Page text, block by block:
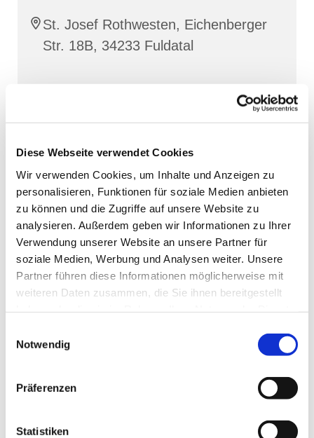
Diese Webseite verwendet Cookies
Wir verwenden Cookies, um Inhalte und Anzeigen zu
personalisieren, Funktionen für soziale Medien anbieten
zu können und die Zugriffe auf unsere Website zu
analysieren. Außerdem geben wir Informationen zu Ihrer
Verwendung unserer Website an unsere Partner für
soziale Medien, Werbung und Analysen weiter. Unsere
Partner führen diese Informationen möglicherweise mit
weiteren Daten zusammen, die Sie ihnen bereitgestellt
Notwendig
Präferenzen
Statistiken
St. Josef Rothwesten, Eichenberger
Str. 18B, 34233 Fuldatal